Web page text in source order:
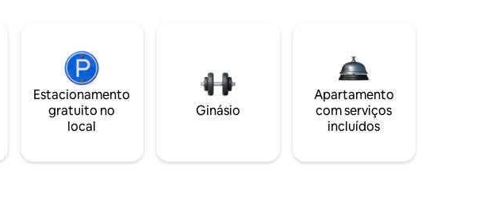
Estacionamento
gratuito no
local
Ginásio
Apartamento
com serviços
incluídos